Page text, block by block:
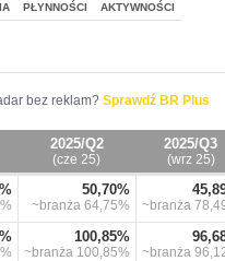
PŁYNNOŚCI AKTYWNOŚCI
bez reklam? Sprawdź BR Plus
2025/Q2
(cze 25)
2025/Q3
(wrz 25)
50,70%
~branża 64,75% ~branża
100,85%
~branża 100,85% ~branża